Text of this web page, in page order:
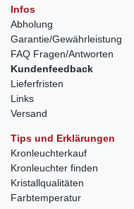
Infos
Abholung
Garantie/Gewährleistung
FAQ Fragen/Antworten
Kundenfeedback
Lieferfristen
Links
Versand
Tips und Erklärungen
Kronleuchterkauf
Kronleuchter finden
Kristallqualitäten
Farbtemperatur